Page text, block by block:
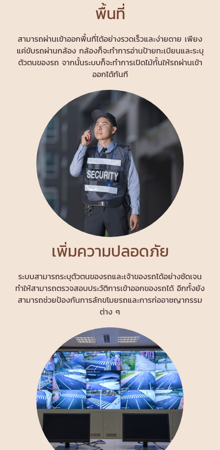
พื้นที่
สามารถผ่านเข้าออกพื้นที่ได้อย่างรวดเร็วและง่ายดาย เพียง
แค่ขับรถผ่านกล้อง กล้องก็จะทำการอ่านป้ายทะเบียนและระบุ
ตัวตนของรถ จากนั้นระบบก็จะทำการเปิดไม้กั้นให้รถผ่านเข้า
ออกได้ทันที
เพิ่มความปลอดภัย
ระบบสามารถระบุตัวตนของรถและเจ้าของรถได้อย่างชัดเจน
ทำให้สามารถตรวจสอบประวัติการเข้าออกของรถได้ อีกทั้งยัง
สามารถช่วยป้องกันการลักขโมยรถและการก่ออาชญากรรม
ต่าง ๆ